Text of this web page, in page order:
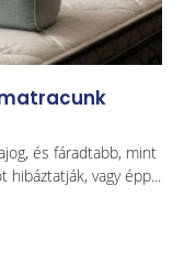
és fáradtabb, mint
hibáztatják, vagy épp...